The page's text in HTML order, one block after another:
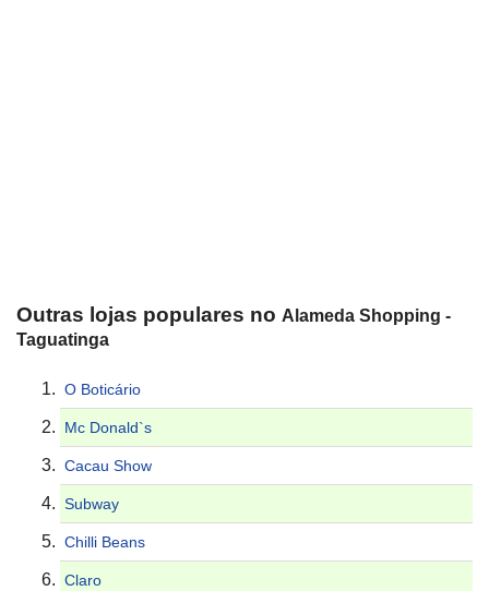
Outras lojas populares no Alameda Shopping -
Taguatinga
O Boticário
Mc Donald`s
Cacau Show
Subway
Chilli Beans
Claro